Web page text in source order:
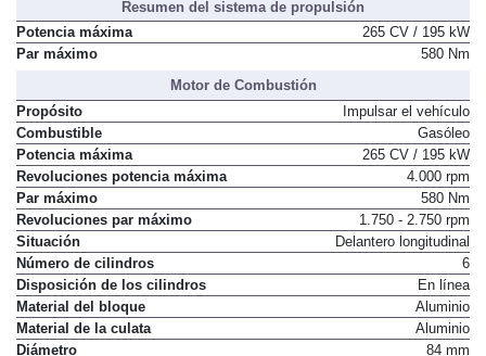
Resumen del sistema de propulsión
Potencia máxima
265 CV / 195 kW
Motor de Combustión
Propósito
Impulsar el vehículo
Combustible
Gasóleo
Potencia máxima
265 CV / 195 kW
Revoluciones potencia máxima
4.000 rpm
Par máximo
580 Nm
Revoluciones par máximo
1.750 - 2.750 rpm
Situación
Delantero longitudinal
Número de cilindros
6
Disposición de los cilindros
En línea
Material del bloque
Aluminio
Material de la culata
Aluminio